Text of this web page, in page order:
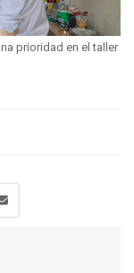
prioridad en el taller